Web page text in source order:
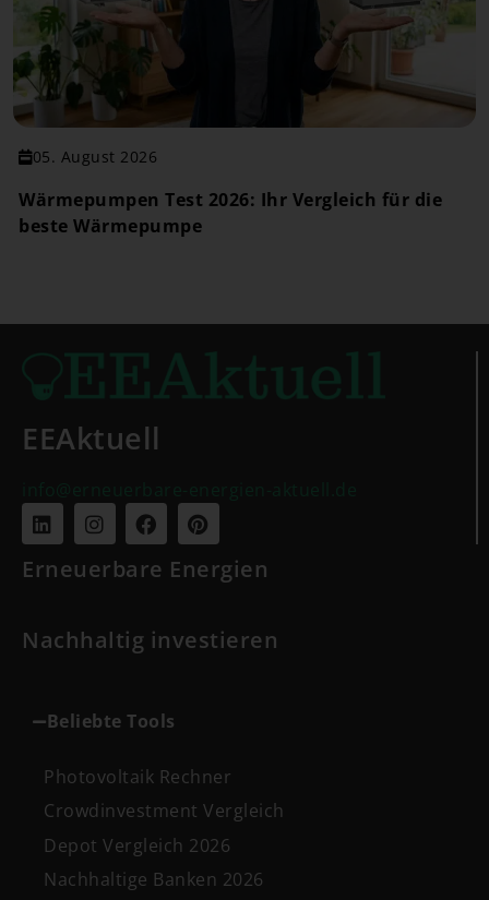
05. August 2026
Wärmepumpen Test 2026: Ihr Vergleich für die
beste Wärmepumpe
EEAktuell
Erneuerbare Energien
Nachhaltig investieren
Beliebte Tools
Photovoltaik Rechner
Crowdinvestment Vergleich
Depot Vergleich 2026
Nachhaltige Banken 2026